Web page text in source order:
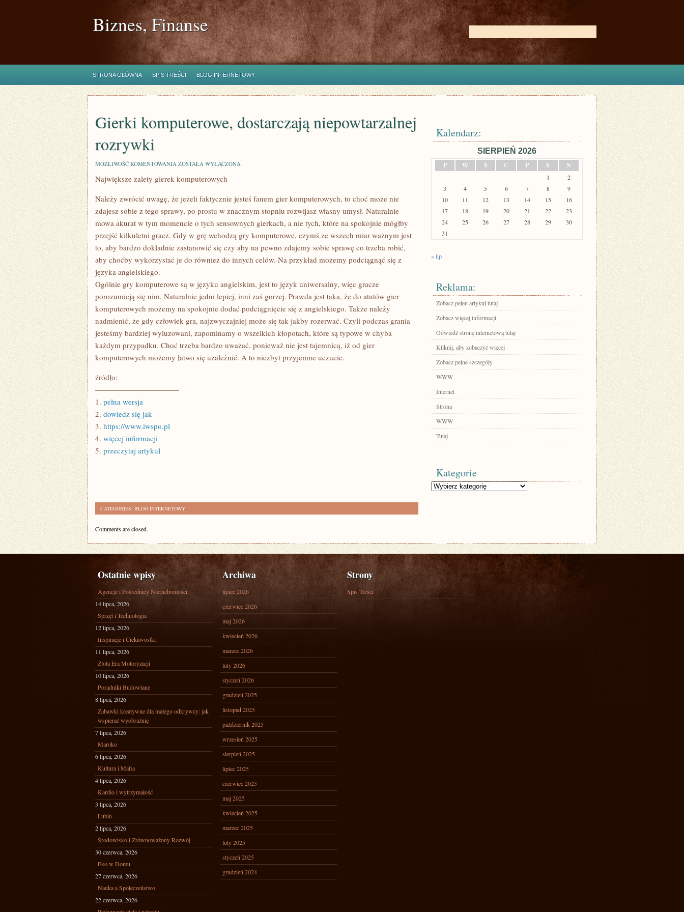
Biznes, Finanse
STRONA GŁÓWNA SPIS TREŚCI BLOG INTERNETOWY
Gierki komputerowe, dostarczają niepowtarzalnej
rozrywki
MOŻLIWOŚĆ KOMENTOWANIA GIERKI
DOSTARCZAJĄ
NIEPOWTARZALNEJ
ZOSTAŁA WYŁĄCZONA
Największe zalety gierek komputerowych
Należy zwrócić uwagę, że jeżeli faktycznie jesteś fanem gier komputerowych, to choć może nie
zdajesz sobie z tego sprawy, po prostu w znacznym stopniu rozwijasz własny umysł. Naturalnie
mowa akurat w tym momencie o tych sensownych gierkach, a nie tych, które na spokojnie mógłby
przejść kilkuletni gracz. Gdy w grę wchodzą gry komputerowe, czymś ze wszech miar ważnym jest
to, aby bardzo dokładnie zastanowić się czy aby na pewno zdajemy sobie sprawę co trzeba robić,
aby choćby wykorzystać je do również do innych celów. Na przykład możemy podciągnąć się z
języka angielskiego.
Ogólnie gry komputerowe są w języku angielskim, jest to język uniwersalny, więc gracze
porozumieją się nim. Naturalnie jedni lepiej, inni zaś gorzej. Prawda jest taka, że do atutów gier
komputerowych możemy na spokojnie dodać podciągnięcie się z angielskiego. Także należy
nadmienić, że gdy człowiek gra, najzwyczajniej może się tak jakby rozerwać. Czyli podczas grania
jesteśmy bardziej wyluzowani, zapominamy o wszelkich kłopotach, które są typowe w chyba
każdym przypadku. Choć trzeba bardzo uważać, ponieważ nie jest tajemnicą, iż od gier
komputerowych możemy łatwo się uzależnić. A to niezbyt przyjemne uczucie.
źródło:
———————————
1. pełna wersja
2. dowiedz się jak
3. https://www.iwspo.pl
4. więcej informacji
5. przeczytaj artykuł
CATEGORIES: BLOG INTERNETOWY
Comments are closed.
Kalendarz:
SIERPIEŃ 2026
P
W Ś C P S N
1
2
3
4 5 6 7 8
9
10
11 12 13 14 15
16
17
18 19 20 21 22
23
24
25 26 27 28 29
30
31
« lip
Reklama:
Zobacz pełen artykuł tutaj
Zobacz więcej informacji
Odwiedź stronę internetową tutaj
Kliknij, aby zobaczyć więcej
Zobacz pełne szczegóły
WWW
Internet
Strona
WWW
Tutaj
Kategorie
Kategorie
Ostatnie wpisy
Agencje i Pośrednicy Nieruchomości
14 lipca, 2026
Sprzęt i Technologia
12 lipca, 2026
Inspiracje i Ciekawostki
11 lipca, 2026
Złota Era Motoryzacji
10 lipca, 2026
Poradniki Budowlane
8 lipca, 2026
Zabawki kreatywne dla małego odkrywcy: jak
wspierać wyobraźnię
7 lipca, 2026
Maroko
6 lipca, 2026
Kultura i Mafia
4 lipca, 2026
Kardio i wytrzymałość
3 lipca, 2026
Lubin
2 lipca, 2026
Środowisko i Zrównoważony Rozwój
30 czerwca, 2026
Eko w Domu
27 czerwca, 2026
Nauka a Społeczeństwo
22 czerwca, 2026
Archiwa
lipiec 2026
czerwiec 2026
maj 2026
kwiecień 2026
marzec 2026
luty 2026
styczeń 2026
grudzień 2025
listopad 2025
październik 2025
wrzesień 2025
sierpień 2025
lipiec 2025
czerwiec 2025
maj 2025
kwiecień 2025
marzec 2025
luty 2025
styczeń 2025
grudzień 2024
Strony
Spis Treści